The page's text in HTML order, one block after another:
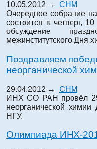
10.05.2012 → СНМ
Очередное собрание
состоится в четверг,
обсуждение
межинститутского Дня
Поздравляем
неорганической
29.04.2012 → СНМ
ИНХ СО РАН провёл 29
неорганической
НГУ.
Олимпиада ИНХ-